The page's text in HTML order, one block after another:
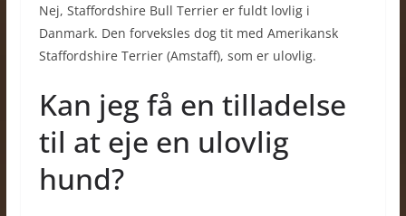
Nej, Staffordshire Bull Terrier er fuldt lovlig i
Danmark. Den forveksles dog tit med Amerikansk
Staffordshire Terrier (Amstaff), som er ulovlig.
Kan jeg få en tilladelse
til at eje en ulovlig
hund?